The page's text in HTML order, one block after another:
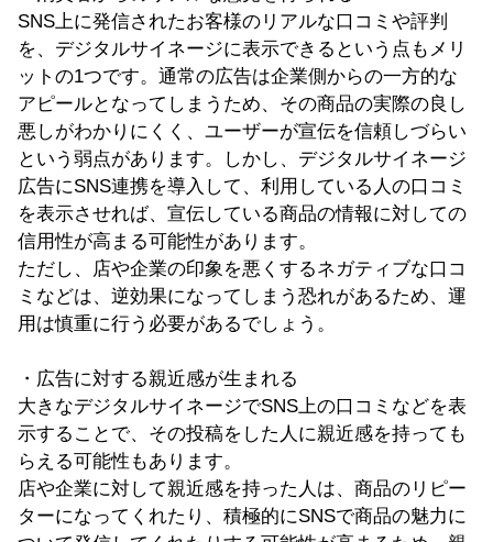
SNS上に発信されたお客様のリアルな口コミや評判
を、デジタルサイネージに表示できるという点もメリ
ットの1つです。通常の広告は企業側からの一方的な
アピールとなってしまうため、その商品の実際の良し
悪しがわかりにくく、ユーザーが宣伝を信頼しづらい
という弱点があります。しかし、デジタルサイネージ
広告にSNS連携を導入して、利用している人の口コミ
を表示させれば、宣伝している商品の情報に対しての
信用性が高まる可能性があります。
ただし、店や企業の印象を悪くするネガティブな口コ
ミなどは、逆効果になってしまう恐れがあるため、運
用は慎重に行う必要があるでしょう。
・広告に対する親近感が生まれる
大きなデジタルサイネージでSNS上の口コミなどを表
示することで、その投稿をした人に親近感を持っても
らえる可能性もあります。
店や企業に対して親近感を持った人は、商品のリピー
ターになってくれたり、積極的にSNSで商品の魅力に